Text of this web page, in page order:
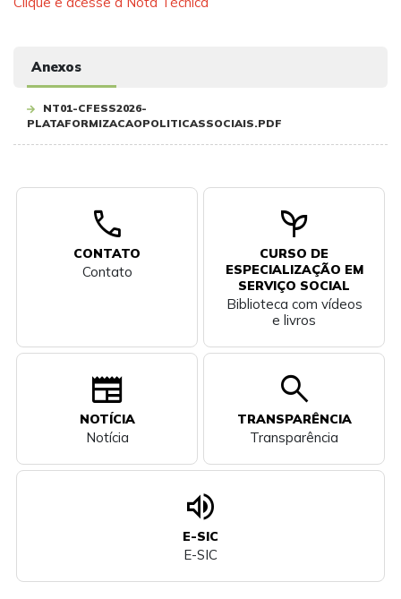
Anexos
NT01-CFESS2026-
PLATAFORMIZACAOPOLITICASSOCIAIS.PDF
call
CONTATO
Contato
psychiatry
CURSO DE
ESPECIALIZAÇÃO EM
SERVIÇO SOCIAL
Biblioteca com vídeos
e livros
newspaper
NOTÍCIA
Notícia
search
TRANSPARÊNCIA
Transparência
volume_up
E-SIC
E-SIC